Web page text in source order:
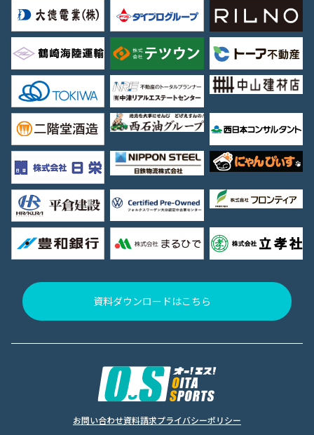
資料ダウンロードはこちら
お問い合わせ資料請求プライバシーポリシー